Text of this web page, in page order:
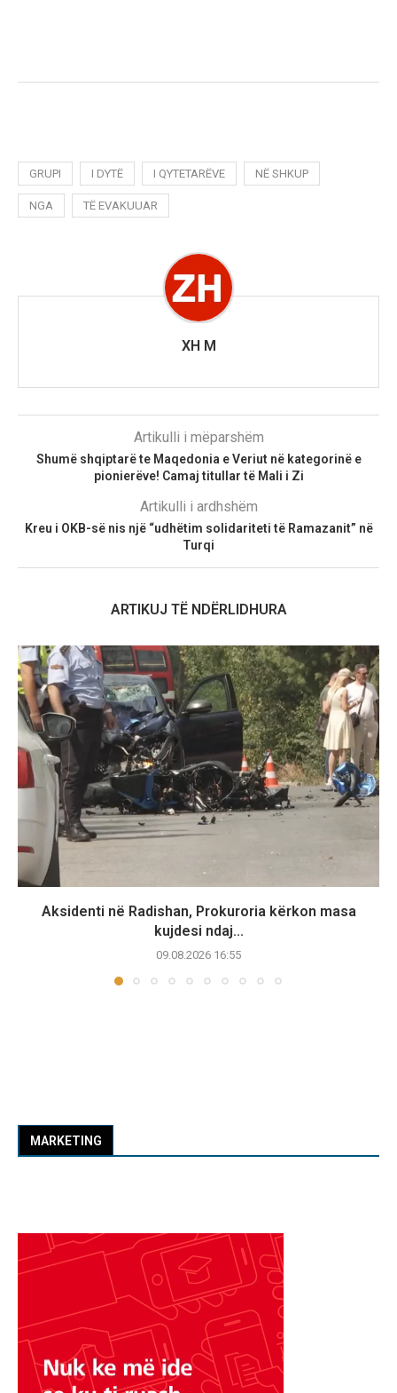
GRUPI I DYTË I QYTETARËVE NË SHKUP
NGA TË EVAKUUAR
XH M
Artikulli i mëparshëm
Shumë shqiptarë te Maqedonia e Veriut në kategorinë e
pionierëve! Camaj titullar të Mali i Zi
Artikulli i ardhshëm
Kreu i OKB-së nis një “udhëtim solidariteti të Ramazanit” në
Turqi
ARTIKUJ TË NDËRLIDHURA
Aksidenti në Radishan, Prokuroria kërkon masa
kujdesi ndaj...
09.08.2026 16:55
MARKETING